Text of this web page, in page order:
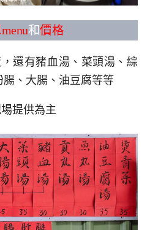
和價格
還有豬血湯、菜頭湯、綜
、大腸、油豆腐等等
提供為主